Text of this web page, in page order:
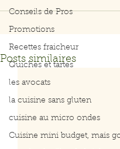
Conseils de Pros
Promotions
Recettes fraicheur
Quiches et tartes
les avocats
la cuisine sans gluten
cuisine au micro ondes
Cuisine mini budget, mais
Posts similaires